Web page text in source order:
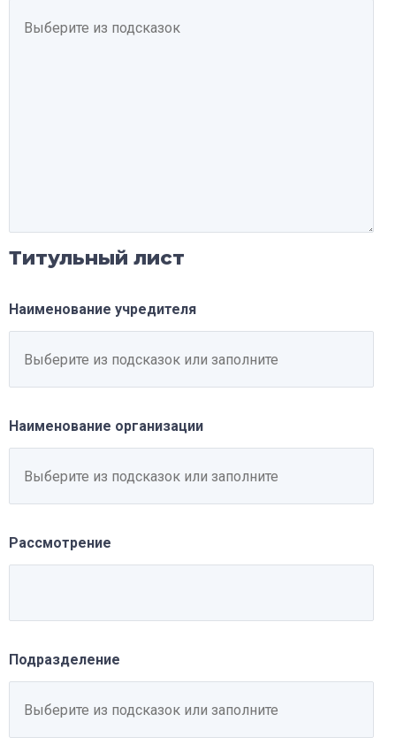
Титульный лист
Наименование учредителя
Наименование организации
Рассмотрение
Подразделение